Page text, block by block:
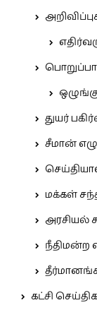
துயர்
சீமான்
மக்கள்
அரசியல்
நீதிமன்ற
கட்சி